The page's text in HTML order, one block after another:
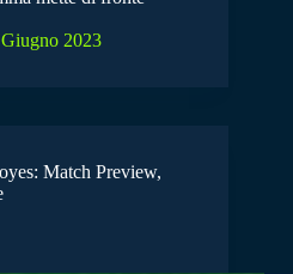
2023
Match Preview,